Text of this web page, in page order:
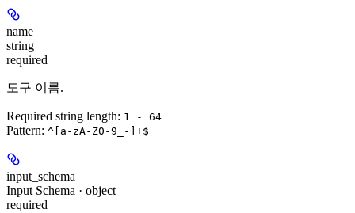
name
string
required
도구 이름.
Required string length: 1 - 64
Pattern: ^[a-zA-Z0-9_-]+$
input_schema
Input Schema · object
required